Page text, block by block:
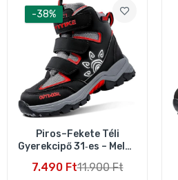
-38%
Piros–Fekete Téli
Gyerekcipő 31‑es – Meleg
7.490 Ft11.900 Ft